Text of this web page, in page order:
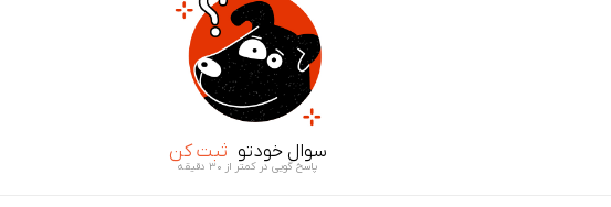
سوال خودتو ثبت کن
پاسخ گویی در کمتر از ۳۰ دقیقه